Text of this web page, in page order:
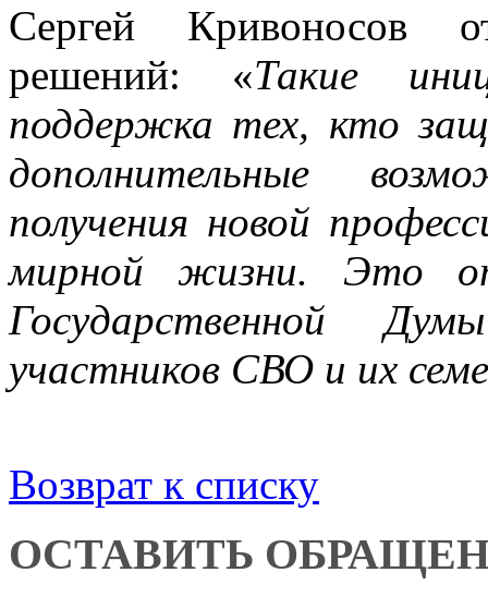
Сергей Кривоносов
решений: «Такие
поддержка тех, кто
дополнительные
получения новой
мирной жизни. Это
Государственной
участников СВО и их
Возврат к списку
ОСТАВИТЬ